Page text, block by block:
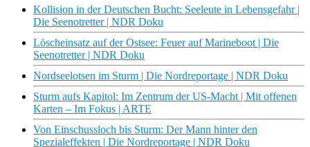
Kollision in der Deutschen Bucht: Seeleute in Lebensgefahr |
Die Seenotretter | NDR Doku
Löscheinsatz auf der Ostsee: Feuer auf Marineboot | Die
Seenotretter | NDR Doku
Nordseelotsen im Sturm | Die Nordreportage | NDR Doku
Sturm aufs Kapitol: Im Zentrum der US-Macht | Mit offenen
Karten – Im Fokus | ARTE
Von Einschussloch bis Sturm: Der Mann hinter den
Spezialeffekten | Die Nordreportage | NDR Doku